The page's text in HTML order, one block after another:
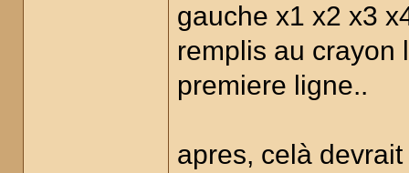
gauche x1 x2 x3
remplis au crayon
premiere ligne..
apres, celà